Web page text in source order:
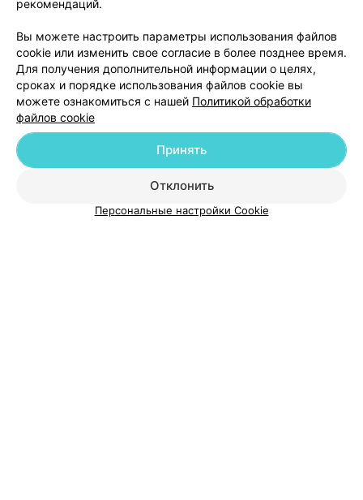
Добавить компанию
рекомендаций.
Вы можете настроить параметры использования файлов
cookie или изменить свое согласие в более позднее время.
Для получения дополнительной информации о целях,
сроках и порядке использования файлов cookie вы
можете ознакомиться с нашей Политикой обработки
файлов cookie
Отклонить
Принять
Персональные настройки Cookie